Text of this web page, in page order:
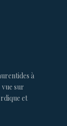
à
vue sur
et